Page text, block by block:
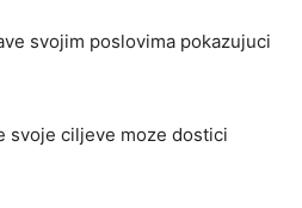
svojim poslovima pokazujuci
svoje ciljeve moze dostici